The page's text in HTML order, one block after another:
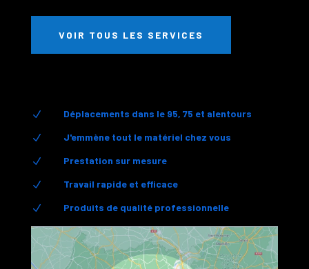
VOIR TOUS LES SERVICES
N Déplacements dans le 95, 75 et alentours
N J'emmène tout le matériel chez vous
N Prestation sur mesure
N Travail rapide et efficace
N Produits de qualité professionnelle